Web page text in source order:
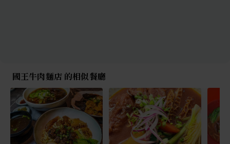
國王牛肉麵店 的相似餐廳